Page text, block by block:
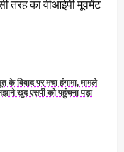
तरह का वीआईपी मूवमेंट
के विवाद पर मचा हंगामा, मामले
खुद एसपी को पहुंचना पड़ा